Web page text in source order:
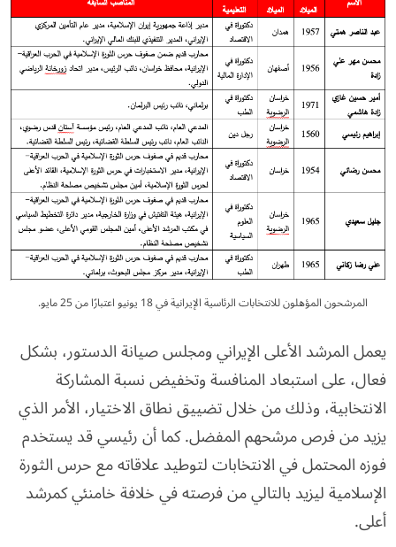
المرشحون المؤهلون للانتخابات الرئاسية الإيرانية في 18 يونيو اعتبارًا من 25 مايو.
يعمل المرشد الأعلى الإيراني ومجلس صيانة الدستور، بشكل
فعال، على استبعاد المنافسة وتخفيض نسبة المشاركة
الانتخابية، وذلك من خلال تضييق نطاق الاختيار، الأمر الذي
يزيد من فرص مرشحهم المفضل. كما أن رئيسي قد يستخدم
فوزه المحتمل في الانتخابات لتوطيد علاقاته مع حرس الثورة
الإسلامية ليزيد بالتالي من فرصته في خلافة خامنئي كمرشد
أعلى.